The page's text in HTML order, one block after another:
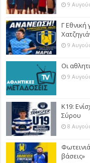
9
Γ
9
Οι
9
Κ19:
Σύρου
8
βάσεις»